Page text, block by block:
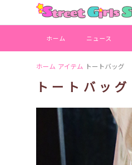
ホーム ニュース
ホーム アイテム トートバッグ
トートバッグ